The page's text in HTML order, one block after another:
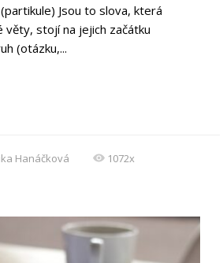
(partikule) Jsou to slova, která
věty, stojí na jejich začátku
(otázku,...
Hanáčková 1072x